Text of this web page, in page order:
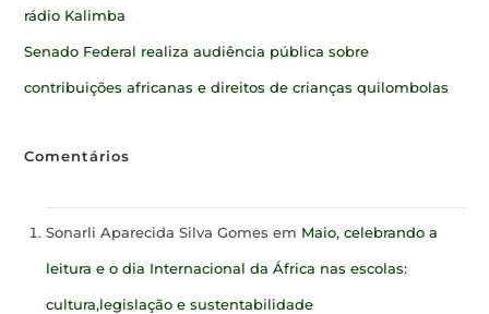
rádio Kalimba
Senado Federal realiza audiência pública sobre
contribuições africanas e direitos de crianças quilombolas
Comentários
Sonarli Aparecida Silva Gomes em Maio, celebrando a
leitura e o dia Internacional da África nas escolas:
cultura,legislação e sustentabilidade